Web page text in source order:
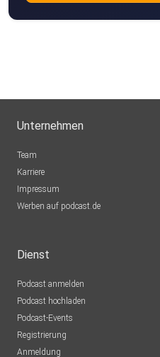
Hank26
Martfeld
Unternehmen
Team
Karriere
Impressum
Werben auf podcast.de
Dienst
Podcast anmelden
Podcast hochladen
Podcast-Events
Registrierung
Anmeldung